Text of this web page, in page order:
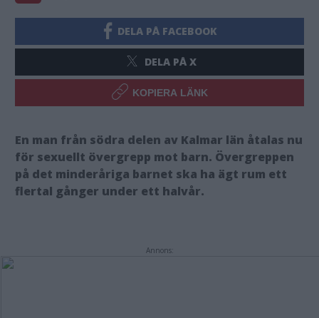
DELA PÅ FACEBOOK
DELA PÅ X
KOPIERA LÄNK
En man från södra delen av Kalmar län åtalas nu
för sexuellt övergrepp mot barn. Övergreppen
på det minderåriga barnet ska ha ägt rum ett
flertal gånger under ett halvår.
Annons: